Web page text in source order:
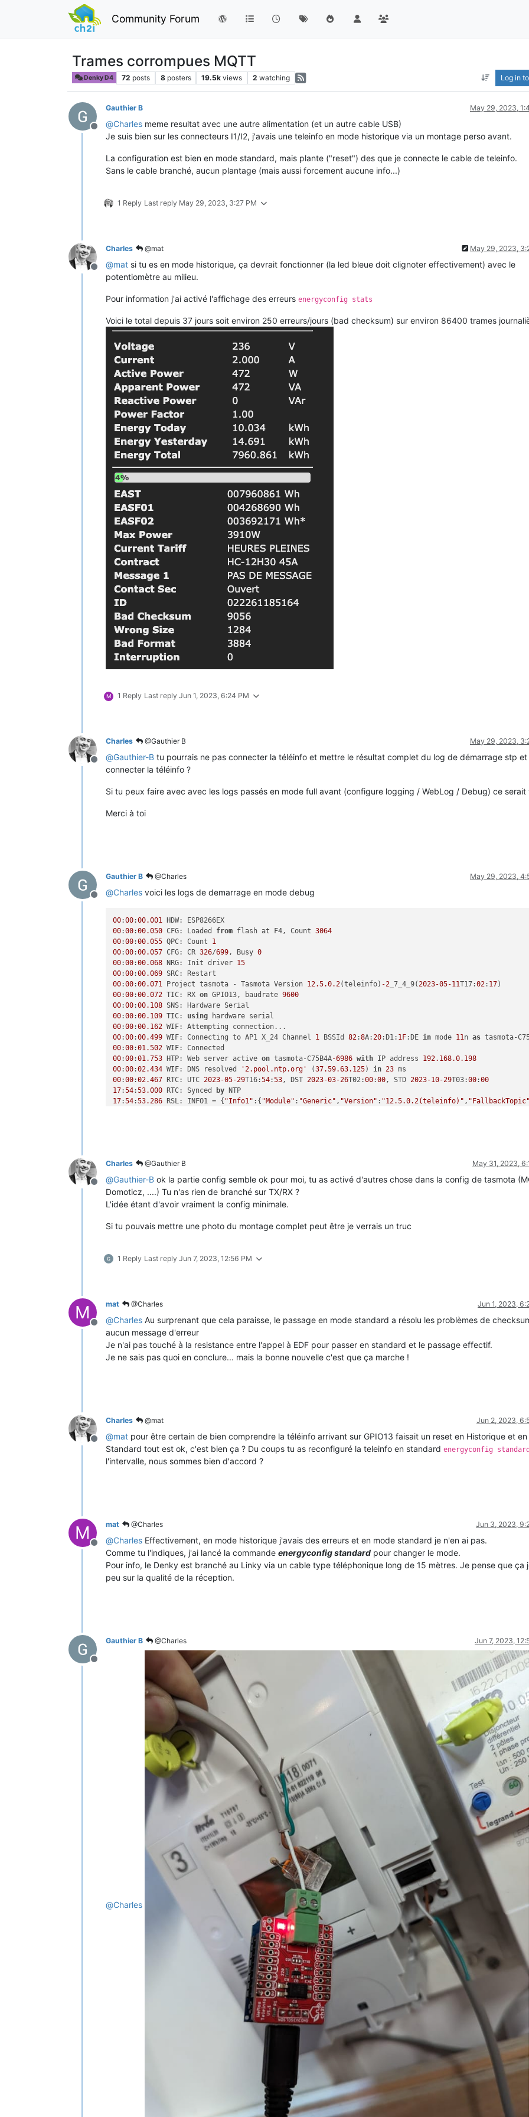
Community Forum
Trames corrompues MQTT
Denky D4 72 posts 8 posters 19.5k views 2 watching Log in
Offline
Gauthier B May 29, 2023,
@Charles meme resultat avec une autre alimentation (et un autre cable USB)
Je suis bien sur les connecteurs I1/I2, j'avais une teleinfo en mode historique via un montage perso avant.
La configuration est bien en mode standard, mais plante ("reset") des que je connecte le cable de teleinfo.
Sans le cable branché, aucun plantage (mais aussi forcement aucune info...)
1 Reply Last reply May 29, 2023, 3:27 PM
Offline
Charles @mat May 29, 2023,
@mat si tu es en mode historique, ça devrait fonctionner (la led bleue doit clignoter effectivement) avec le
potentiomètre au milieu.
Pour information j'ai activé l'affichage des erreurs energyconfig stats
Voici le total depuis 37 jours soit environ 250 erreurs/jours (bad checksum) sur environ 86400 trames
M 1 Reply Last reply Jun 1, 2023, 6:24 PM
Offline
Charles @Gauthier B May 29, 2023,
@Gauthier-B tu pourrais ne pas connecter la téléinfo et mettre le résultat complet du log de démarrage stp et
connecter la téléinfo ?
Si tu peux faire avec avec les logs passés en mode full avant (configure logging / WebLog / Debug) ce serait
Merci à toi
Offline
Gauthier B @Charles May 29, 2023,
@Charles voici les logs de demarrage en mode debug
00:00:00.001
00:00:00.050 CFG: Loaded from flash at F4, Count 3064
00:00:00.055 QPC: Count 1
00:00:00.057 CFG: CR 326/699, Busy 0
00:00:00.068 NRG: Init driver 15
00:00:00.069
00:00:00.071 Project tasmota - Tasmota Version 12.5.0.2(teleinfo) -2 _7_4_9(2023-05-11T17:02: 17
00:00:00.072 TIC: RX on GPIO13, baudrate 9600
00:00:00.108
00:00:00.109 TIC: using
00:00:00.162
00:00:00.499 WIF: Connecting to AP1 X_24 Channel 1 BSSId 82:8A:20:D1: 1F:DE in mode 11n as tasmota-
00:00:01.502
00:00:01.753 HTP: Web server active on tasmota-C75B4A-6986 with IP address 192.168.0.198
00:00:02.434 WIF: DNS resolved '2.pool.ntp.org' (37.59.63.125) in 23
00:00:02.467 RTC: UTC 2023-05-29T16:54:53, DST 2023-03-26T02:00:00, STD 2023-10-29T03:00:00
17:54:53.000 RTC: Synced by
17:54:53.286 RSL: INFO1 = { "Info1" :{ "Module" : "Generic" , "Version" : "12.5.0.2(teleinfo)" , "FallbackTopic"
17:54 :58.414 RSL: STATE = { "UptimeSec":9,"Vcc":
17
54 :58.420 RSL: SENSOR = { "Time" "2023-05-29T17:54:58" "ENERGY" "TotalStartTime" :"2023-05-
58.422 NRG: Energy reset
17 :54:59.443 APP: Boot Count 3029
17:55:00.349 CFG: Saved to flash at FB, Count
Offline
Charles @Gauthier B May 31, 2023,
@Gauthier-B ok la partie config semble ok pour moi, tu as activé d'autres chose dans la config de tasmota
Domoticz, ....) Tu n'as rien de branché sur TX/RX ?
L'idée étant d'avoir vraiment la config minimale.
Si tu pouvais mettre une photo du montage complet peut être je verrais un truc
1 Reply Last reply Jun 7, 2023, 12:56 PM
M
Offline
mat @Charles Jun 1, 2023,
@Charles Au surprenant que cela paraisse, le passage en mode standard a résolu les problèmes de
aucun message d'erreur
Je n'ai pas touché à la resistance entre l'appel à EDF pour passer en standard et le passage effectif.
Je ne sais pas quoi en conclure... mais la bonne nouvelle c'est que ça marche !
Offline
Charles @mat Jun 2, 2023,
@mat pour être certain de bien comprendre la téléinfo arrivant sur GPIO13 faisait un reset en Historique et en
Standard tout est ok, c'est bien ça ? Du coups tu as reconfiguré la teleinfo en standard energyconfig standard
l'intervalle, nous sommes bien d'accord ?
M
Offline
mat @Charles Jun 3, 2023,
@Charles Effectivement, en mode historique j'avais des erreurs et en mode standard je n'en ai pas.
Comme tu l'indiques, j'ai lancé la commande energyconfig standard pour changer le mode.
Pour info, le Denky est branché au Linky via un cable type téléphonique long de 15 mètres. Je pense que ça
peu sur la qualité de la réception.
Offline
Gauthier B @Charles Jun 7, 2023,
@Charles